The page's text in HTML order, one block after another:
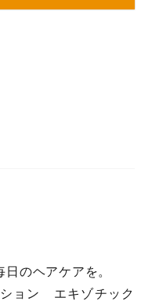
のヘアケアを。
ション エキゾチック